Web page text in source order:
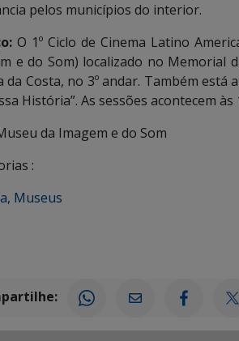
pelos municípios do interior.
O 1º Ciclo de Cinema Latino
e do Som) localizado no Memorial
da Costa, no 3º andar. Também
História”. As sessões acontecem
da Imagem e do Som
:
, Museus